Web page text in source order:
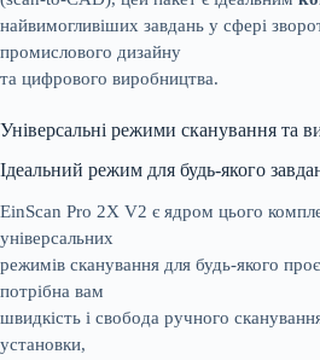
найвимогливіших завдань у сфері
промислового дизайну
та цифрового виробництва.
Універсальні режими сканування та
Ідеальний режим для будь-якого
EinScan Pro 2X V2 є ядром цього
універсальних
режимів сканування для будь-якого
потрібна вам
швидкість і свобода ручного
установки,